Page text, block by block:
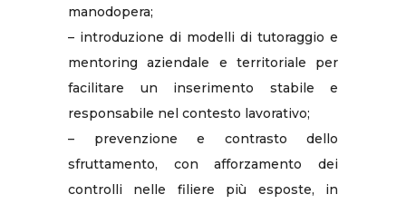
manodopera;
– introduzione di modelli di tutoraggio e
mentoring aziendale e territoriale per
facilitare un inserimento stabile e
responsabile nel contesto lavorativo;
– prevenzione e contrasto dello
sfruttamento, con afforzamento dei
controlli nelle filiere più esposte, in